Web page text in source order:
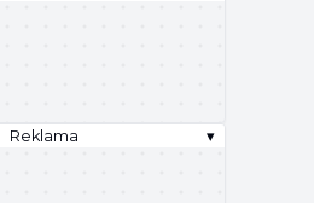
Reklama ▾